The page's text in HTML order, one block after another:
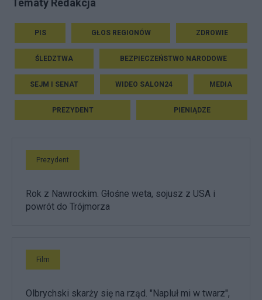
Tematy Redakcja
PIS GŁOS REGIONÓW ZDROWIE
ŚLEDZTWA BEZPIECZEŃSTWO NARODOWE
SEJM I SENAT WIDEO SALON24 MEDIA
PREZYDENT PIENIĄDZE
Prezydent
Rok z Nawrockim. Głośne weta, sojusz z USA i
powrót do Trójmorza
Film
Olbrychski skarży się na rząd. "Napluł mi w twarz",